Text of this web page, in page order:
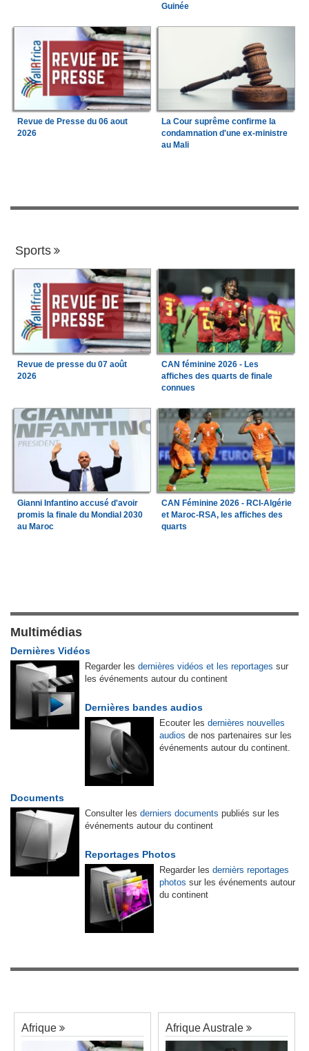
Guinée
Revue de Presse du 06 aout
2026
La Cour suprême confirme la
condamnation d'une ex-ministre
au Mali
Sports
Revue de presse du 07 août
2026
CAN féminine 2026 - Les
affiches des quarts de finale
connues
Gianni Infantino accusé d'avoir
promis la finale du Mondial 2030
au Maroc
CAN Féminine 2026 - RCI-Algérie
et Maroc-RSA, les affiches des
quarts
Multimédias
Dernières Vidéos
Regarder les dernières vidéos et les reportages sur
les événements autour du continent
Dernières bandes audios
Ecouter les dernières nouvelles
audios de nos partenaires sur les
événements autour du continent.
Documents
Consulter les derniers documents publiés sur les
événements autour du continent
Reportages Photos
Regarder les dernièrs reportages
photos sur les événements autour
du continent
Afrique Afrique Australe